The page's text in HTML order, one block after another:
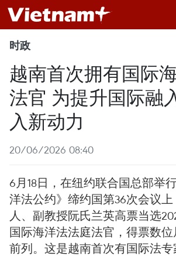
时政
越南首次拥有国际
法官 为提升国际融
入新动力
20/06/2026 08:40
6月18日，在纽约联合国总部举
洋法公约》缔约国第36次会议
人、副教授阮氏兰英高票当选
国际海洋法法庭法官，得票数
前列。这是越南首次有国际法